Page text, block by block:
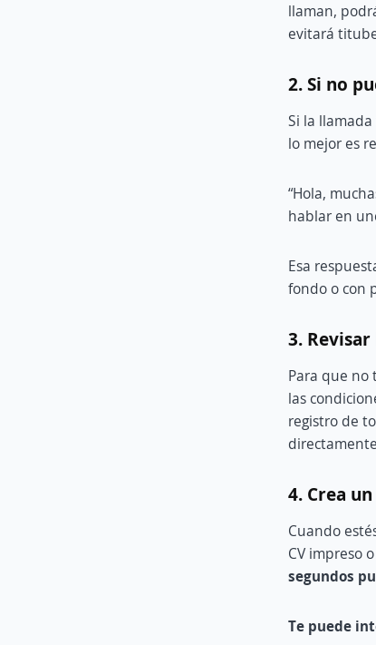
llaman,
evitará
2. Si no
Si la
lo mejor es
“Hola,
hablar en
Esa
fondo o con
3.
Para que no
las
registro de
4. Crea
Cuando
CV impreso
segundos
Te puede